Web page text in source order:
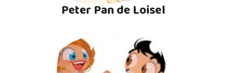
Peter Pan de Loisel